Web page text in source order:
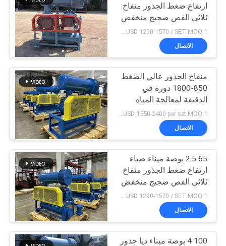
COMPANY
NEWS
خريطة
الموقع
PRIVACY
POLICY
الروتاري منفاخ الهواء
27
جذور منفاخ مضخة
فراغ
25
ارتفاع ضغط الجذور منفاخ
ثلاثي الفص ضجيج منخفض
USD 1290-1570 / SET MOQ:1 مجموعة
الاتصال
منفاخ الجذور عالي الضغط
850-1800 دورة في
الدقيقة لمعالجة المياه
ونقل المواد الغذائية
الاتصال
65 2.5 بوصة ميناء ضياء
ارتفاع ضغط الجذور منفاخ
ثلاثي الفص ضجيج منخفض
الاتصال
100 4 بوصة ميناء ديا جذور